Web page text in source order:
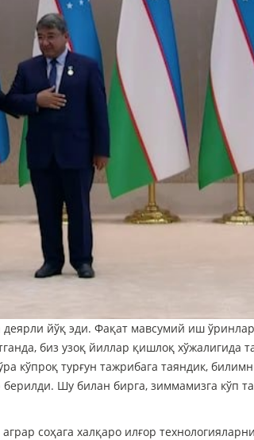
йўқ эди. Фақат мавсумий иш
биз узоқ йиллар қишлоқ хўжалигида
кўпроқ турғун тажрибага таяндик,
Шу билан бирга, зиммамизга кўп
соҳага халқаро илғор